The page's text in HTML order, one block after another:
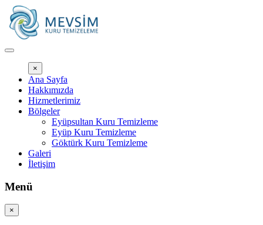
İçeriğe
geç
×
Ana Sayfa
Hakkımızda
Hizmetlerimiz
Bölgeler
Eyüpsultan Kuru Temizleme
Eyüp Kuru Temizleme
Göktürk Kuru Temizleme
Galeri
İletişim
Menü
×